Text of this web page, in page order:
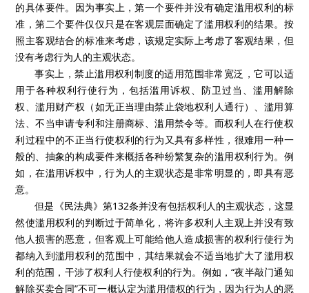
的具体要件。因为事实上，第一个要件并没有确定滥用权利的标
准，第二个要件仅仅只是在客观层面确定了滥用权利的结果。按
照主客观结合的标准来考虑，该规定实际上考虑了客观结果，但
没有考虑行为人的主观状态。
事实上，禁止滥用权利制度的适用范围非常宽泛，它可以适
用于各种权利行使行为，包括滥用诉权、防卫过当、滥用解除
权、滥用财产权（如无正当理由禁止袋地权利人通行）、滥用算
法、不当申请专利和注册商标、滥用禁令等。而权利人在行使权
利过程中的不正当行使权利的行为又具有多样性，很难用一种一
般的、抽象的构成要件来概括各种纷繁复杂的滥用权利行为。例
如，在滥用诉权中，行为人的主观状态是非常明显的，即具有恶
意。
但是《民法典》第132条并没有包括权利人的主观状态，这显
然使滥用权利的判断过于简单化，将许多权利人主观上并没有致
他人损害的恶意，但客观上可能给他人造成损害的权利行使行为
都纳入到滥用权利的范围中，其结果就会不适当地扩大了滥用权
利的范围，干涉了权利人行使权利的行为。例如，“夜半敲门通知
解除买卖合同”不可一概认定为滥用债权的行为，因为行为人的恶